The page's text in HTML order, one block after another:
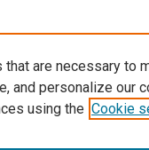
that are necessary to
and personalize our
using the Cookie